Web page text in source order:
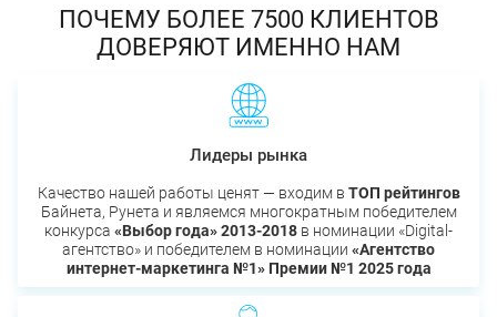
ПОЧЕМУ БОЛЕЕ 7500 КЛИЕНТОВ
ДОВЕРЯЮТ ИМЕННО НАМ
Лидеры рынка
Качество нашей работы ценят — входим в ТОП рейтингов
Байнета, Рунета и являемся многократным победителем
конкурса «Выбор года» 2013-2018 в номинации «Digital-
агентство» и победителем в номинации «Агентство
интернет-маркетинга №1» Премии №1 2025 года